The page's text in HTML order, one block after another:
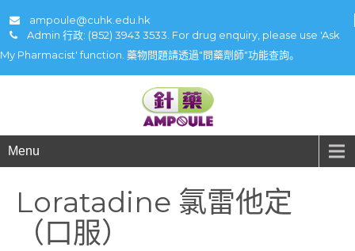
ampoule@cuhk.edu.hk
Admin 行政: (852) 3943 3533. For drug enquiry, please use 'Ask
My Pharmacist' function. 藥物問題請透過"問藥劑師"功能查詢。
Menu
Loratadine 氯雷他定
（口服）